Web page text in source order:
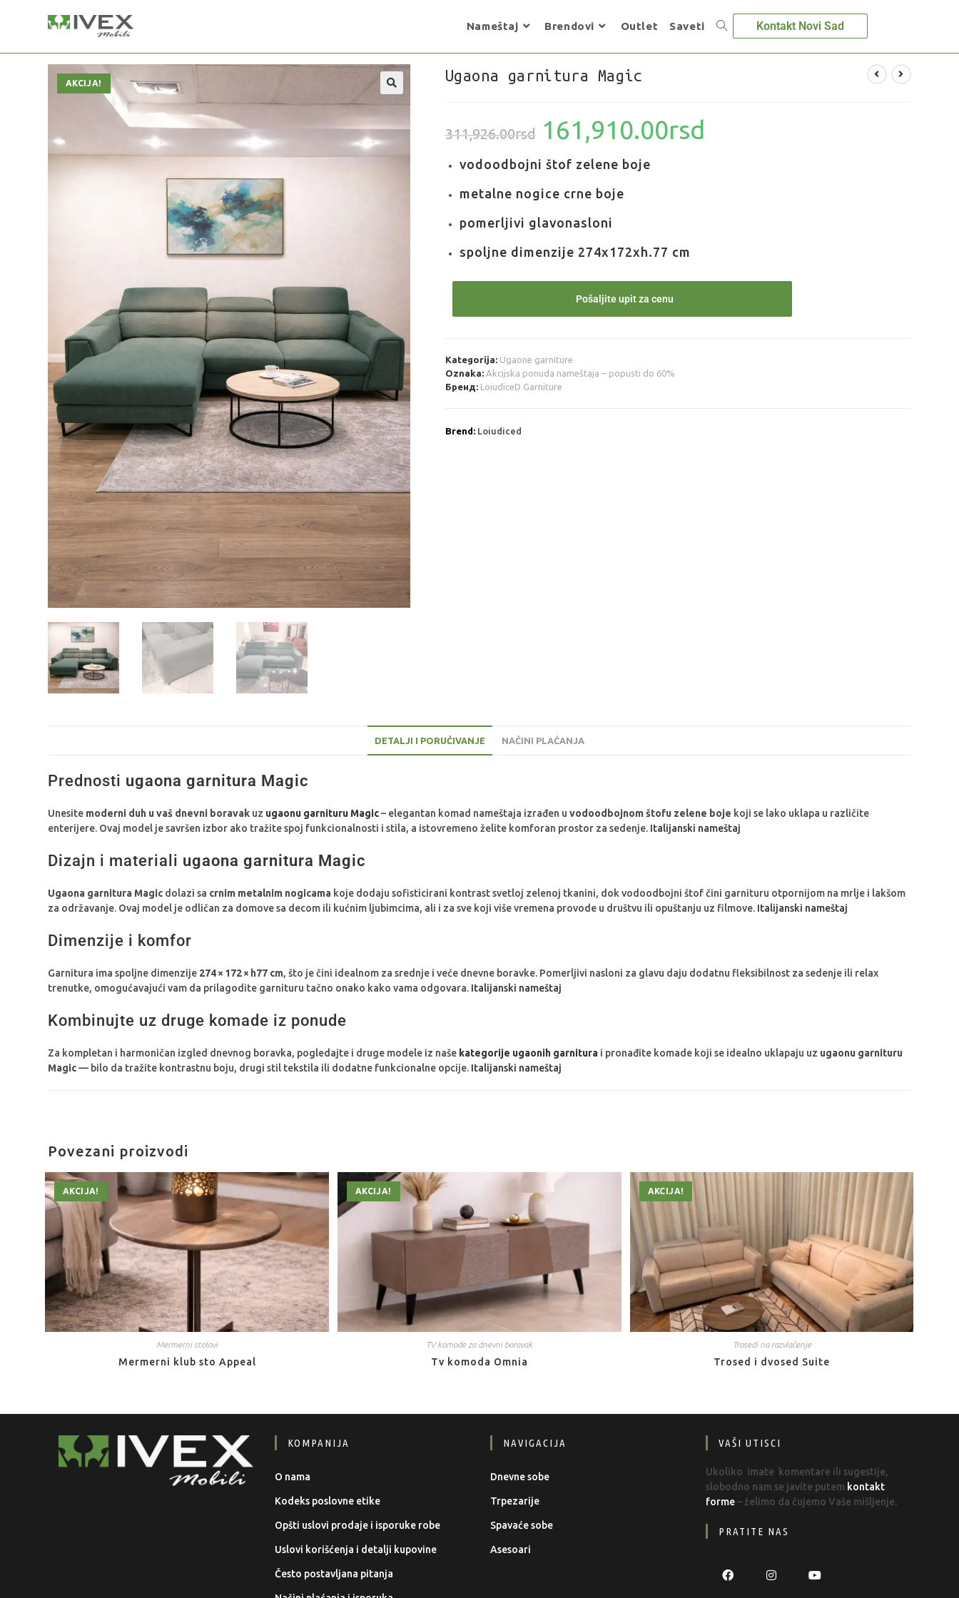
Kontakt Novi Sad
Nameštaj Brendovi Outlet Saveti
AKCIJA! Ugaona garnitura Magic
311,926.00rsd 161,910.00rsd
vodoodbojni štof zelene boje
metalne nogice crne boje
pomerljivi glavonasloni
spoljne dimenzije 274x172xh.77 cm
Pošaljite upit za cenu
Kategorija: Ugaone garniture
Oznaka: Akcijska ponuda nameštaja – popusti do 60%
Бренд: LoiudiceD Garniture
Brend:Loiudiced
DETALJI I PORUČIVANJE NAČINI PLAĆANJA
Prednosti ugaona garnitura Magic
Unesite moderni duh u vaš dnevni boravak uz ugaonu garnituru Magic– elegantan komad nameštaja izrađen uvodoodbojnom štofu zelene boje koji se lako uklapa u različite
enterijere. Ovaj model je savršen izbor ako tražite spoj funkcionalnosti i stila, a istovremeno želite komforan prostor za sedenje. Italijanski nameštaj
Dizajn i materiali ugaona garnitura Magic
Ugaona garnitura Magic dolazi sa crnim metalnim nogicama koje dodaju sofisticirani kontrast svetloj zelenoj tkanini, dok vodoodbojni štof čini garnituru otpornijom na mrlje i lakšom
za održavanje. Ovaj model je odličan za domove sa decom ili kućnim ljubimcima, ali i za sve koji više vremena provode u društvu ili opuštanju uz filmove. Italijanski nameštaj
Dimenzije i komfor
Garnitura ima spoljne dimenzije 274 × 172 × h77 cm, što je čini idealnom za srednje i veće dnevne boravke. Pomerljivi nasloni za glavu daju dodatnu fleksibilnost za sedenje ili relax
trenutke, omogućavajući vam da prilagodite garnituru tačno onako kako vama odgovara. Italijanski nameštaj
Kombinujte uz druge komade iz ponude
Za kompletan i harmoničan izgled dnevnog boravka, pogledajte i druge modele iz naše kategorije ugaonih garnitura i pronađite komade koji se idealno uklapaju uz ugaonu garnituru
Magic— bilo da tražite kontrastnu boju, drugi stil tekstila ili dodatne funkcionalne opcije. Italijanski nameštaj
Povezani proizvodi
AKCIJA!
Mermerni stolovi
Mermerni klub sto Appeal
AKCIJA!
TV komode za dnevni boravak
Tv komoda Omnia
AKCIJA!
Trosedi na razvlačenje
Trosed i dvosed Suite
KOMPANIJA
O nama
Kodeks poslovne etike
Opšti uslovi prodaje i isporuke robe
Uslovi korišćenja i detalji kupovine
Često postavljana pitanja
NAVIGACIJA
Dnevne sobe
Trpezarije
Spavaće sobe
Asesoari
VAŠI UTISCI
Ukoliko imate komentare ili sugestije,
slobodno nam se javite putem kontakt
forme– želimo da čujemo Vaše mišljenje.
PRATITE NAS